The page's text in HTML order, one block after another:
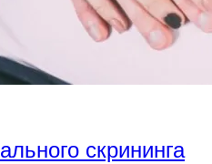
скрининга